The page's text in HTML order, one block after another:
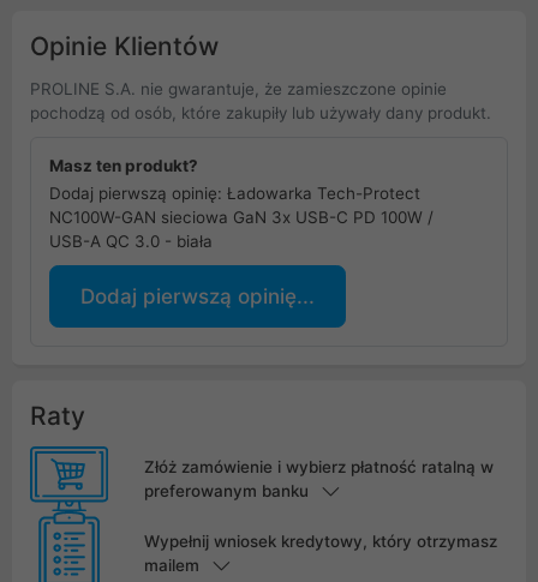
Opinie Klientów
PROLINE S.A. nie gwarantuje, że zamieszczone opinie
pochodzą od osób, które zakupiły lub używały dany produkt.
Masz ten produkt?
Dodaj pierwszą opinię: Ładowarka Tech-Protect
NC100W-GAN sieciowa GaN 3x USB-C PD 100W /
USB-A QC 3.0 - biała
Dodaj pierwszą opinię...
Raty
Złóż zamówienie i wybierz płatność ratalną w
preferowanym banku
Wypełnij wniosek kredytowy, który otrzymasz
mailem